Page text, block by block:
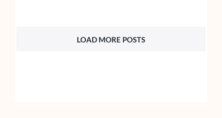
LOAD MORE POSTS